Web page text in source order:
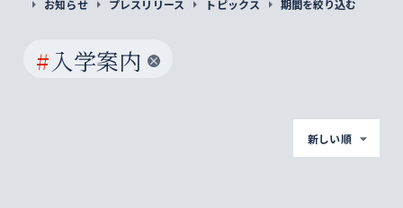
お知らせ プレスリリース トピックス 期間を絞り込む
#入学案内
新しい順